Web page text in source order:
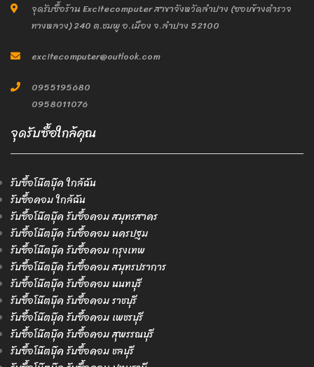
จุดรับซื้อร้าน Excitecomputer สาขาจังหวัดลำปาง (ซอยข้างตำรวจ
ทางหลวง) 240 ต.ชมพู อ.เมือง จ.ลำปาง 52100
excitecomputer@outlook.com
0955195680
0958011076
จุดรับซื้อใกล้คุณ
รับซื้อโน๊ตบุ๊ค ใกล้ฉัน
รับซื้อคอม ใกล้ฉัน
รับซื้อโน๊ตบุ๊ค รับซื้อคอม สมุทรสาคร
รับซื้อโน๊ตบุ๊ค รับซื้อคอม นครปฐม
รับซื้อโน๊ตบุ๊ค รับซื้อคอม กรุงเทพ
รับซื้อโน๊ตบุ๊ค รับซื้อคอม สมุทรปราการ
รับซื้อโน๊ตบุ๊ค รับซื้อคอม นนทบุรี
รับซื้อโน๊ตบุ๊ค รับซื้อคอม ราชบุรี
รับซื้อโน๊ตบุ๊ค รับซื้อคอม เพชรบุรี
รับซื้อโน๊ตบุ๊ค รับซื้อคอม สุพรรณบุรี
รับซื้อโน๊ตบุ๊ค รับซื้อคอม ชลบุรี